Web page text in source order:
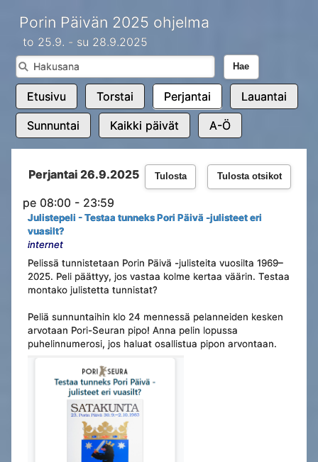
Porin Päivän 2025 ohjelma
to 25.9. - su 28.9.2025
Hae
Etusivu Torstai Perjantai Lauantai
Sunnuntai Kaikki päivät A-Ö
Tulosta Tulosta otsikot
Perjantai 26.9.2025
pe 08:00 - 23:59
Julistepeli - Testaa tunneks Pori Päivä -julisteet eri
vuasilt?
internet
Pelissä tunnistetaan Porin Päivä -julisteita vuosilta 1969–
2025. Peli päättyy, jos vastaa kolme kertaa väärin. Testaa
montako julistetta tunnistat?
Peliä sunnuntaihin klo 24 mennessä pelanneiden kesken
arvotaan Pori-Seuran pipo! Anna pelin lopussa
puhelinnumerosi, jos haluat osallistua pipon arvontaan.